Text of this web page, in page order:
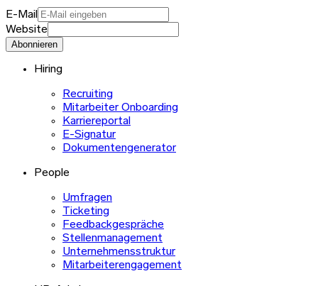
E-Mail
Website
Abonnieren
Hiring
Recruiting
Mitarbeiter Onboarding
Karriereportal
E-Signatur
Dokumentengenerator
People
Umfragen
Ticketing
Feedbackgespräche
Stellenmanagement
Unternehmensstruktur
Mitarbeiterengagement